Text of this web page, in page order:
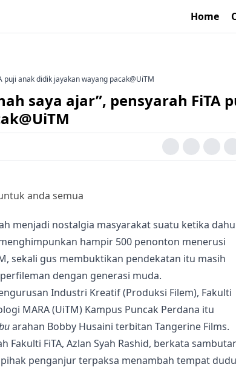
Home
anak didik jayakan wayang pacak@UiTM
saya ajar”, pensyarah FiTA
anda semua
menjadi nostalgia masyarakat suatu ketika
hampir 500 penonton menerusi
sekali gus membuktikan pendekatan itu masih
dengan generasi muda.
Industri Kreatif (Produksi Filem), Fakulti
MARA (UiTM) Kampus Puncak Perdana itu
arahan Bobby Husaini terbitan Tangerine Films.
Fakulti FiTA, Azlan Syah Rashid, berkata
penganjur terpaksa menambah tempat